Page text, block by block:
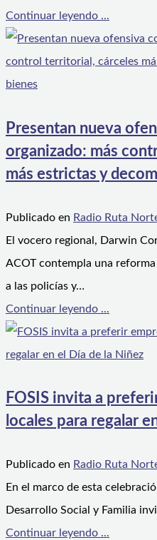
Continuar leyendo ...
Presentan nueva
organizado: más
más estrictas y
Publicado en Radio Ruta
El vocero regional, Darwin
ACOT contempla una
a las policías y…
Continuar leyendo ...
FOSIS invita a
locales para regalar
Publicado en Radio Ruta
En el marco de esta
Desarrollo Social y Familia
Continuar leyendo ...